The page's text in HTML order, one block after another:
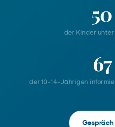
der Kinder
der 10-14-Jährigen